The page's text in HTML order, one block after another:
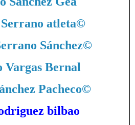
atleta©
Sánchez©
Vargas Bernal
Pacheco©
bilbao